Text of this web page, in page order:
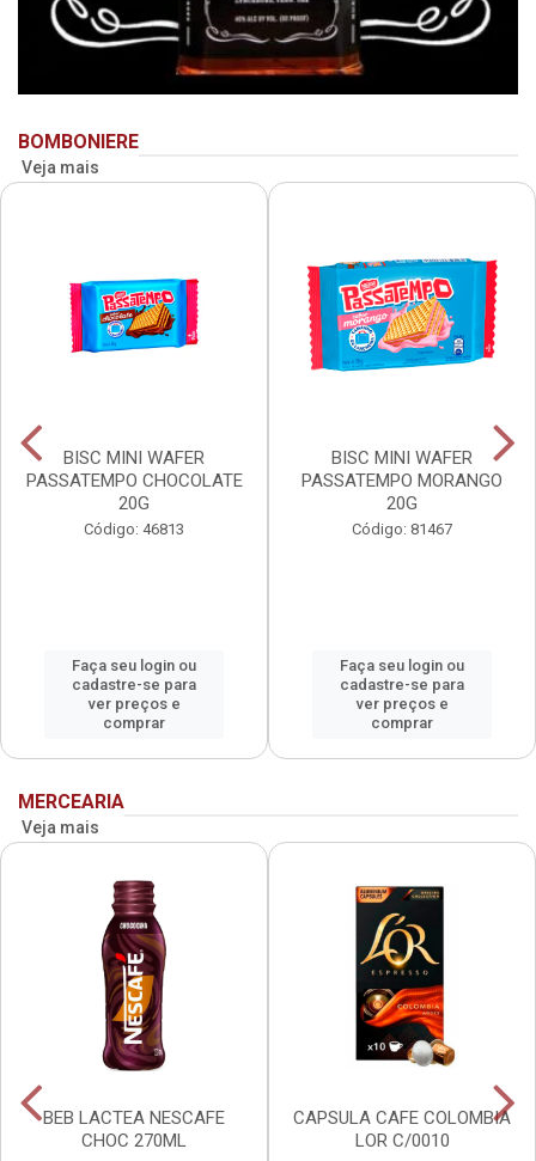
BOMBONIERE
Veja mais
BISC MINI WAFER
PASSATEMPO CHOCOLATE
20G
Código: 46813
Faça seu login ou
cadastre-se para
ver preços e
comprar
BISC MINI WAFER
PASSATEMPO MORANGO
20G
Código: 81467
Faça seu login ou
cadastre-se para
ver preços e
comprar
MERCEARIA
Veja mais
BEB LACTEA NESCAFE
CHOC 270ML
CAPSULA CAFE COLOMBIA
LOR C/0010